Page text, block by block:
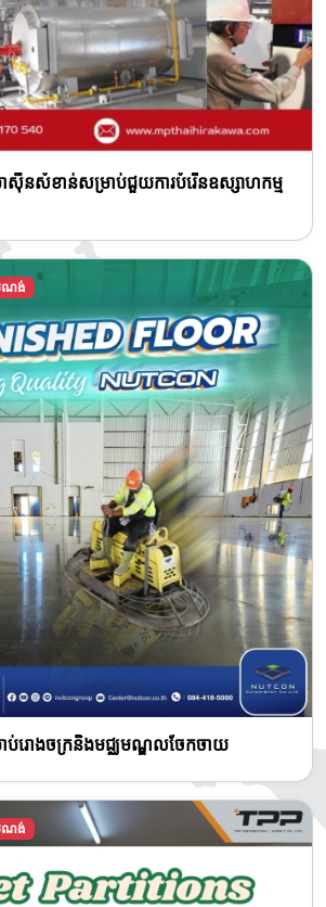
ស៊ីនសំខាន់សម្រាប់ជួយការបំរើនឧស្សាហកម្ម
ណង់
ប់រោងចក្រនិងមជ្ឈមណ្ឌលចែកចាយ
ណង់